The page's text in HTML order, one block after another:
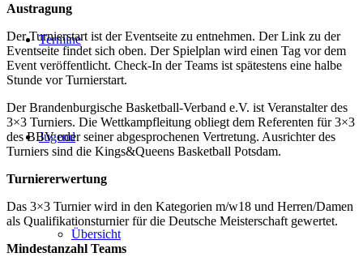
Termine
Jugend
Übersicht
Austragung
Der Turnierstart ist der Eventseite zu entnehmen. Der Link zu der
Eventseite findet sich oben. Der Spielplan wird einen Tag vor dem
Event veröffentlicht. Check-In der Teams ist spätestens eine halbe
Stunde vor Turnierstart.
Der Brandenburgische Basketball-Verband e.V. ist Veranstalter des
3×3 Turniers. Die Wettkampfleitung obliegt dem Referenten für 3×3
des BBV oder seiner abgesprochenen Vertretung. Ausrichter des
Turniers sind die Kings&Queens Basketball Potsdam.
Turniererwertung
Das 3×3 Turnier wird in den Kategorien m/w18 und Herren/Damen
als Qualifikationsturnier für die Deutsche Meisterschaft gewertet.
Mindestanzahl Teams